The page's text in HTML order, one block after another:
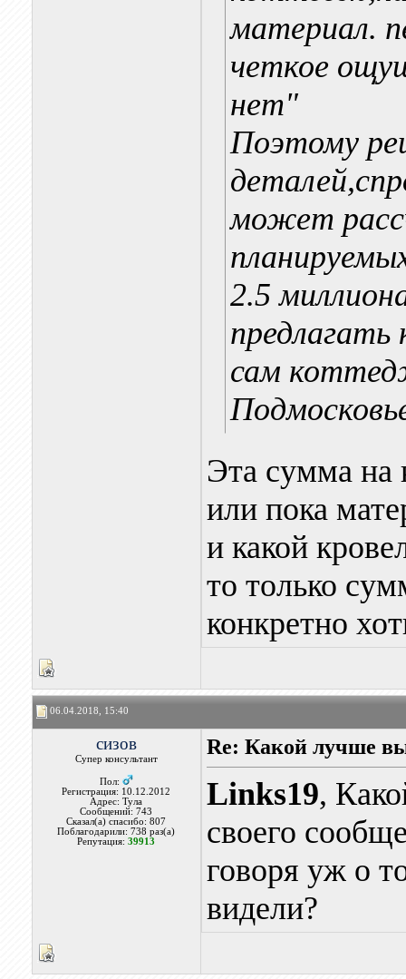
материал.
четкое
нет"
Поэтому
может
2.5
предлагать
сам
Эта сумма на
или пока
и какой
то только
конкретно
06.04.2018, 15:40
сизов
Супер консультант
Пол:
Регистрация: 10.12.2012
Адрес: Тула
Сообщений: 743
Сказал(а) спасибо: 807
Поблагодарили: 738 раз(а)
Репутация:39913
Re: Какой лучше
Links19,
своего
говоря уж о
видели?